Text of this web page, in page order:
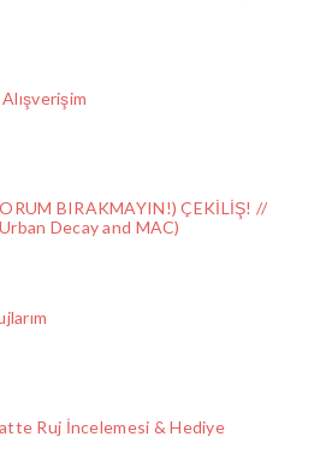
BIRAKMAYIN!) ÇEKİLİŞ! //
Decay and MAC)
Ruj İncelemesi & Hediye